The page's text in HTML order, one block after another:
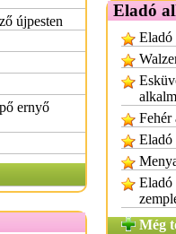
újpesten
ernyő
Eladó
Eladó
Fehér
Eladó
Eladó
Még